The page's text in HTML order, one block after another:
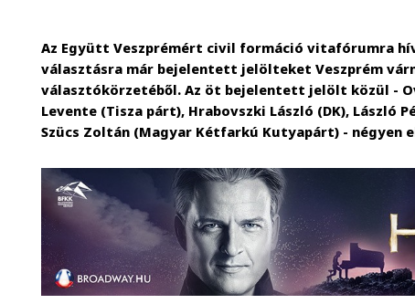
Az Együtt Veszprémért civil formáció vitafórumra
választásra már bejelentett jelölteket Veszprém
választókörzetéből. Az öt bejelentett jelölt közül -
Levente (Tisza párt), Hrabovszki László (DK), László
Szücs Zoltán (Magyar Kétfarkú Kutyapárt) - négyen